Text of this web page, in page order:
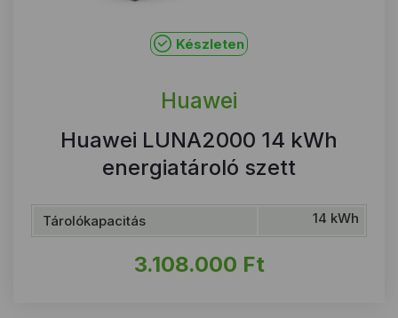
Készleten
Huawei
Huawei LUNA2000 14 kWh
energiatároló szett
Tárolókapacitás 14 kWh
3.108.000 Ft